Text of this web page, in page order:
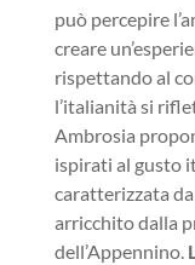
può percepire
creare
rispettando al
l’italianità si
Ambrosia
ispirati al gusto
caratterizzata
arricchito dalla
dell’Appennino.